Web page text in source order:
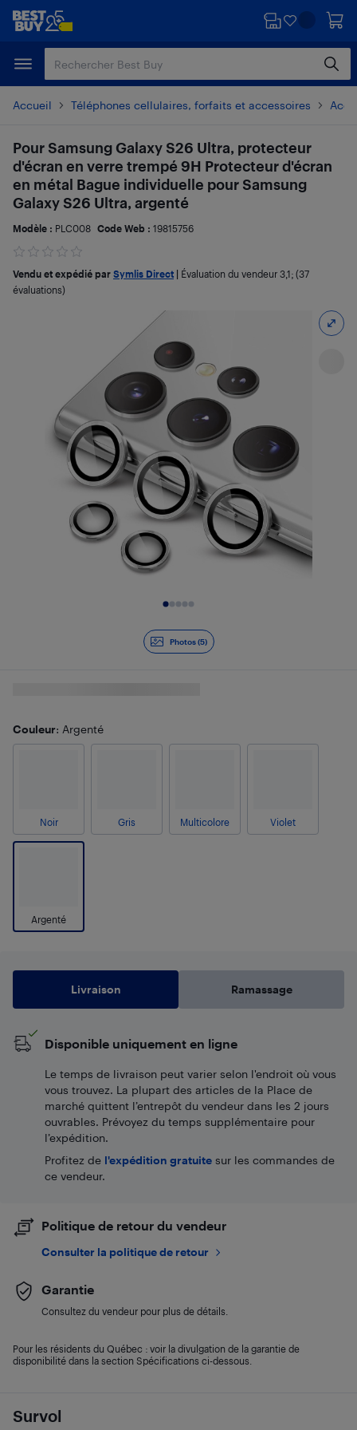
Passer
principal
Passer
Accueil Téléphones cellulaires, forfaits et accessoires
Photos (5)
Survol
Pour Samsung Galaxy S26 Ultra, protecteur
d'écran en verre trempé 9H Protecteur d'écran
en métal Bague individuelle pour Samsung
Galaxy S26 Ultra, argenté
Modèle : PLC008 Code Web : 19815756
Vendu et expédié par Symlis Direct Évaluation du vendeur 3,1; (37
évaluations)
Couleur: Argenté
Noir Gris Multicolore Violet
Argenté
Livraison Ramassage
Disponible uniquement en ligne
Le temps de livraison peut varier selon l'endroit où vous
vous trouvez. La plupart des articles de la Place de
marché quittent l’entrepôt du vendeur dans les 2 jours
ouvrables. Prévoyez du temps supplémentaire pour
l’expédition.
Profitez de l'expédition gratuite sur les commandes de
ce vendeur.
Politique de retour du vendeur
Consulter la politique de retour
Garantie
Consultez du vendeur pour plus de détails.
Pour les résidents du Québec : voir la divulgation de la garantie de
disponibilité dans la section Spécifications ci-dessous.